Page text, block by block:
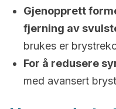
Gjenopprett
fjerning av
brukes er
For å redusere
med avansert